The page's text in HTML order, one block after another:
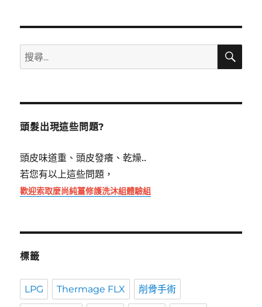
搜
尋
鍵
搜
頭髮出現這些問題?
頭皮味道重、頭皮發癢、乾燥..
若您有以上這些問題，
歡迎索取麼尚純薑修護洗沐組體驗組
標籤
LPG Thermage FLX 削骨手術